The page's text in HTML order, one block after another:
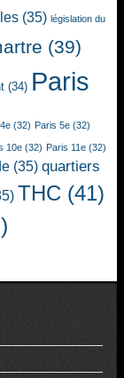
(35) législation du
(39)
(34) Paris
(32) Paris 5e (32)
10e (32) Paris 11e (32)
(35) quartiers
THC (41)